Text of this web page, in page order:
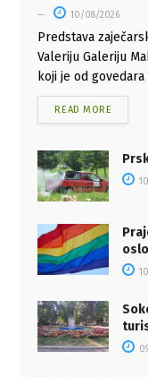
10/08/2026
Predstava
Valeriju Galeriju
koji je od
READ MORE